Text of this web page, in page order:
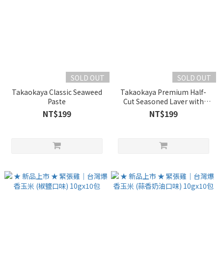
SOLD OUT
Takaokaya Classic Seaweed
Paste
NT$199
SOLD OUT
Takaokaya Premium Half-
Cut Seasoned Laver with
Calcium
NT$199